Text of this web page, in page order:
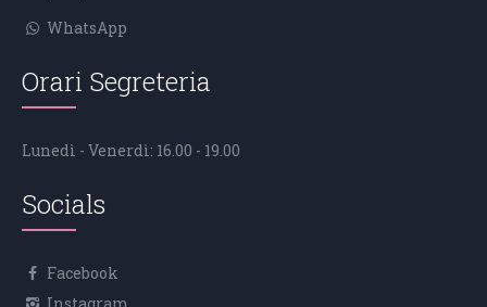
WhatsApp
Orari Segreteria
Lunedì - Venerdì: 16.00 - 19.00
Socials
Facebook